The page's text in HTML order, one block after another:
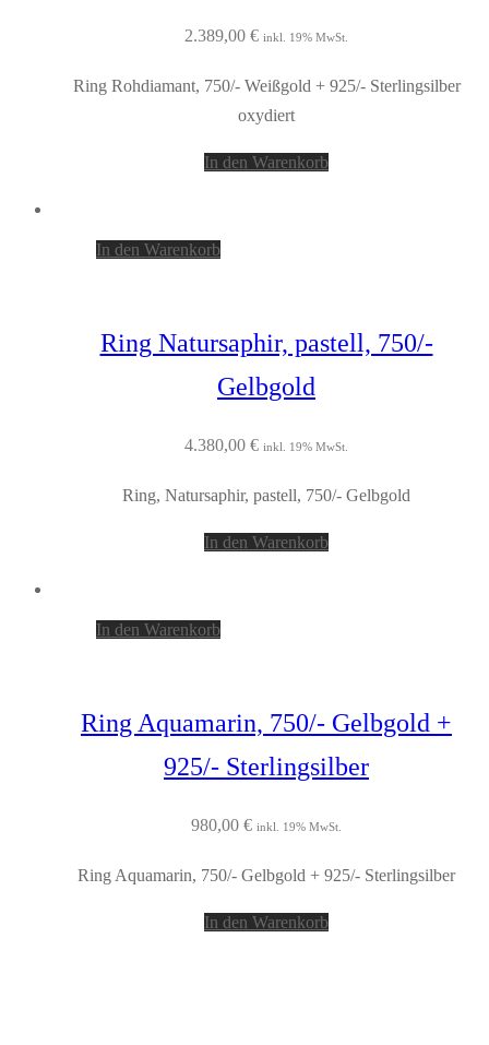
2.389,00 € inkl. 19% MwSt.
Ring Rohdiamant, 750/- Weißgold + 925/- Sterlingsilber
oxydiert
In den Warenkorb
In den Warenkorb
Ring Natursaphir, pastell, 750/-
Gelbgold
4.380,00 € inkl. 19% MwSt.
Ring, Natursaphir, pastell, 750/- Gelbgold
In den Warenkorb
In den Warenkorb
Ring Aquamarin, 750/- Gelbgold +
925/- Sterlingsilber
980,00 € inkl. 19% MwSt.
Ring Aquamarin, 750/- Gelbgold + 925/- Sterlingsilber
In den Warenkorb